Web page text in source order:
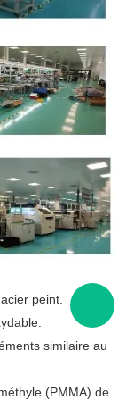
peint.
similaire au
(PMMA) de